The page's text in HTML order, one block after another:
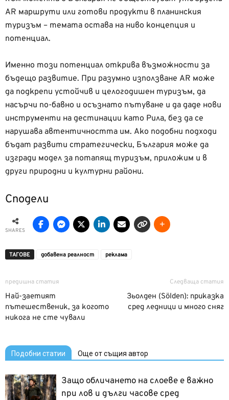
AR маршрути или готови продукти в планинския
туризъм – темата остава на ниво концепция и
потенциал.
Именно този потенциал открива възможности за
бъдещо развитие. При разумно използване AR може
да подкрепи устойчив и целогодишен туризъм, да
насърчи по-бавно и осъзнато пътуване и да даде нови
инструменти на дестинации като Рила, без да се
нарушава автентичността им. Ако подобни подходи
бъдат развити стратегически, България може да
изгради модел за потапящ туризъм, приложим и в
други природни и културни райони.
Сподели
SHARES
ТАГОВЕ добавена реалност реклама
предишна статия
Най-заетият
пътешественик, за когото
никога не сте чували
Следваща статия
Зьолден (Sölden): приказка
сред ледници и много сняг
Подобни статии Още от същия автор
Защо обличането на слоеве е важно
при лов и дълги часове сред